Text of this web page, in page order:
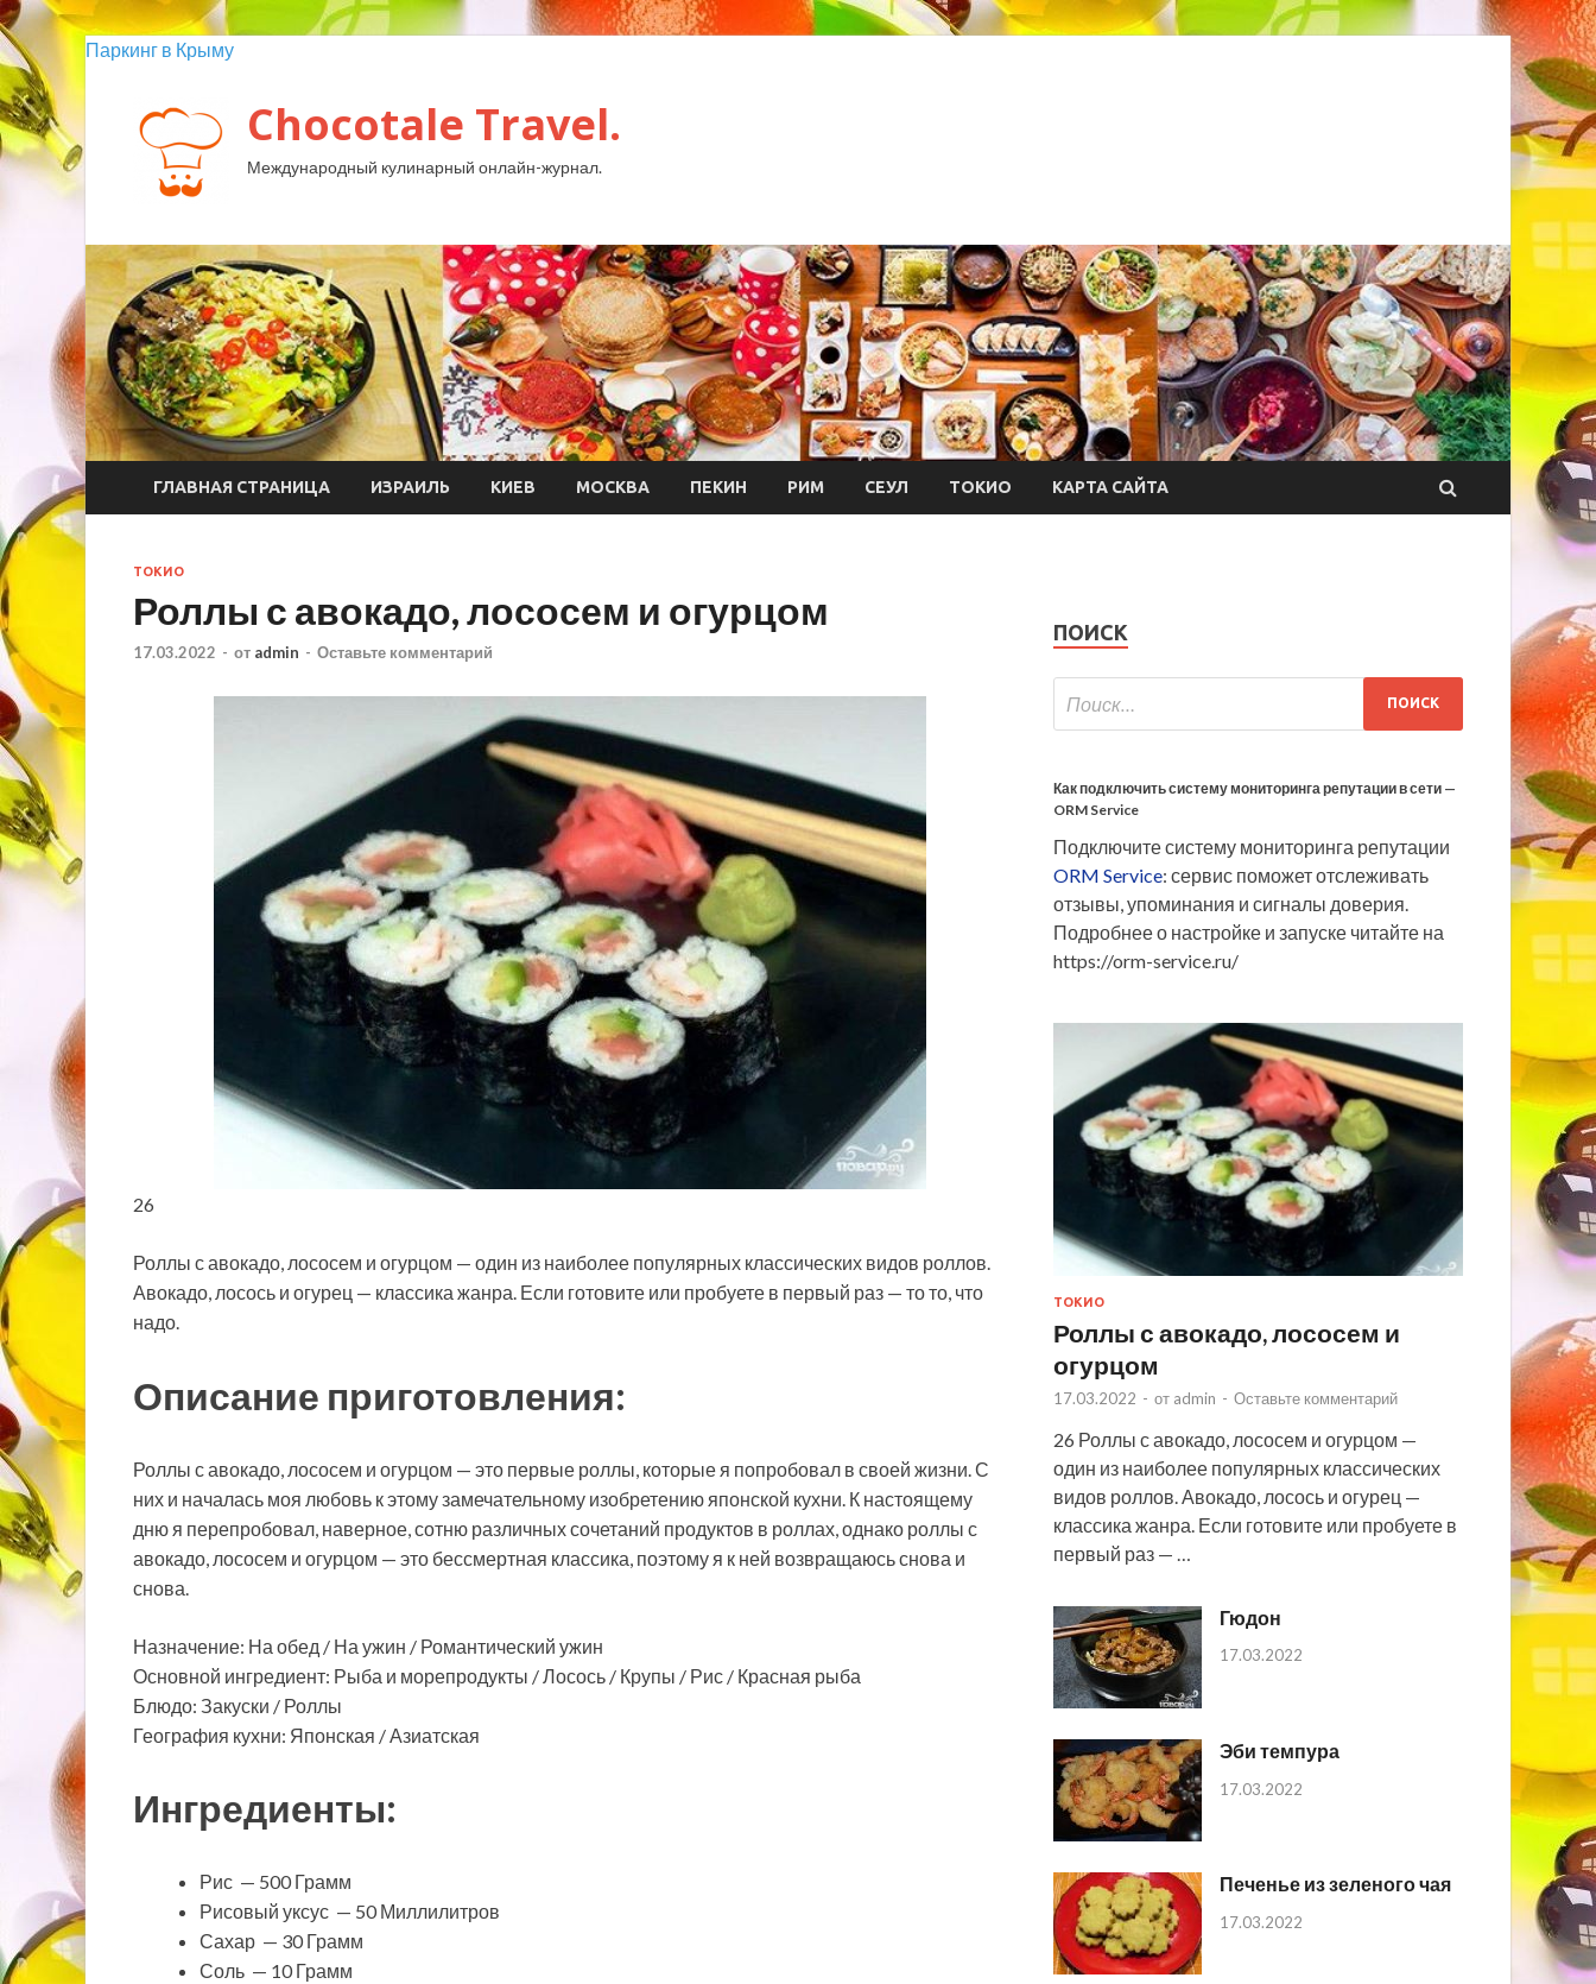
Паркинг в Крыму
Chocotale Travel.
Международный кулинарный онлайн-журнал.
ГЛАВНАЯ СТРАНИЦА ИЗРАИЛЬ КИЕВ МОСКВА ПЕКИН РИМ СЕУЛ ТОКИО КАРТА САЙТА
ТОКИО
Роллы с авокадо, лососем и огурцом
17.03.2022 - от admin - Оставьте комментарий
26
Роллы с авокадо, лососем и огурцом — один из наиболее популярных классических видов роллов.
Авокадо, лосось и огурец — классика жанра. Если готовите или пробуете в первый раз — то то, что
надо.
Описание приготовления:
Роллы с авокадо, лососем и огурцом — это первые роллы, которые я попробовал в своей жизни. С
них и началась моя любовь к этому замечательному изобретению японской кухни. К настоящему
дню я перепробовал, наверное, сотню различных сочетаний продуктов в роллах, однако роллы с
авокадо, лососем и огурцом — это бессмертная классика, поэтому я к ней возвращаюсь снова и
снова.
Назначение: На обед / На ужин / Романтический ужин
Основной ингредиент: Рыба и морепродукты / Лосось / Крупы / Рис / Красная рыба
Блюдо: Закуски / Роллы
География кухни: Японская / Азиатская
Ингредиенты:
Рис — 500 Грамм
Рисовый уксус — 50 Миллилитров
Сахар — 30 Грамм
Соль — 10 Грамм
ПОИСК
Как подключить систему мониторинга репутации в сети —
ORM Service
Подключите систему мониторинга репутации
ORM Service: сервис поможет отслеживать
отзывы, упоминания и сигналы доверия.
Подробнее о настройке и запуске читайте на
https://orm-service.ru/
ТОКИО
Роллы с авокадо, лососем и
огурцом
17.03.2022 - от admin - Оставьте комментарий
26 Роллы с авокадо, лососем и огурцом —
один из наиболее популярных классических
видов роллов. Авокадо, лосось и огурец —
классика жанра. Если готовите или пробуете в
первый раз — …
Гюдон
17.03.2022
Эби темпура
17.03.2022
Печенье из зеленого чая
17.03.2022